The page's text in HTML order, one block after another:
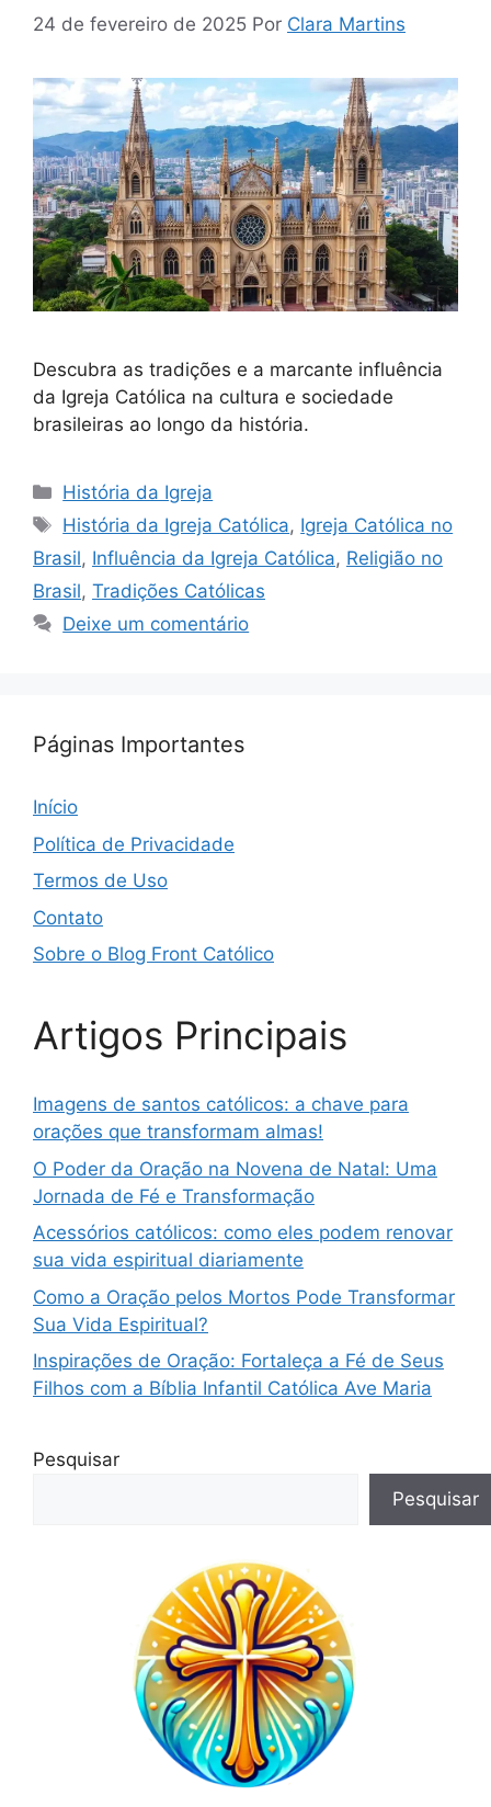
24 de fevereiro de 2025 Por Clara Martins
Descubra as tradições e a marcante influência
da Igreja Católica na cultura e sociedade
brasileiras ao longo da história.
Categorias
História da Igreja
Tags
História da Igreja Católica, Igreja Católica no
Brasil, Influência da Igreja Católica, Religião no
Brasil, Tradições Católicas
Deixe um comentário
Páginas Importantes
Início
Política de Privacidade
Termos de Uso
Contato
Sobre o Blog Front Católico
Artigos Principais
Imagens de santos católicos: a chave para
orações que transformam almas!
O Poder da Oração na Novena de Natal: Uma
Jornada de Fé e Transformação
Acessórios católicos: como eles podem renovar
sua vida espiritual diariamente
Como a Oração pelos Mortos Pode Transformar
Sua Vida Espiritual?
Inspirações de Oração: Fortaleça a Fé de Seus
Filhos com a Bíblia Infantil Católica Ave Maria
Pesquisar
Pesquisar